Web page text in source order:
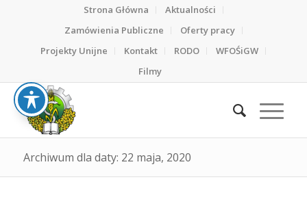
Strona Główna
Aktualności
Zamówienia Publiczne
Oferty pracy
Projekty Unijne
Kontakt RODO
WFOŚiGW
Filmy
Archiwum dla daty: 22 maja, 2020